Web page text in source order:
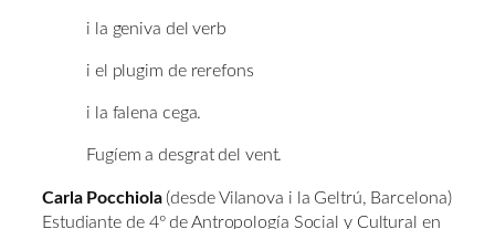
i la geniva del verb
i el plugim de rerefons
i la falena cega.
Fugíem a desgrat del vent.
Carla Pocchiola(desde Vilanova i la Geltrú, Barcelona)
Estudiante de 4º de Antropología Social y Cultural en